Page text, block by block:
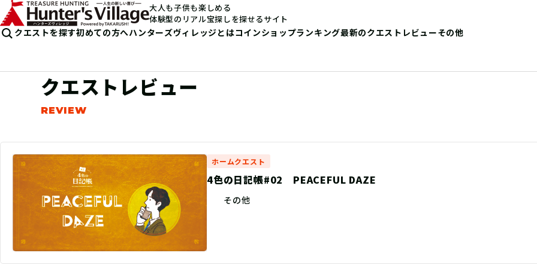
大人も子供も楽しめる
体験型のリアル宝探しを探せるサイト
クエストを探す初めての方へハンターズヴィレッジとはコインショップランキング最新のクエストレビューその他
クエストレビュー
ホームクエスト
4色の日記帳#02 PEACEFUL DAZE
その他